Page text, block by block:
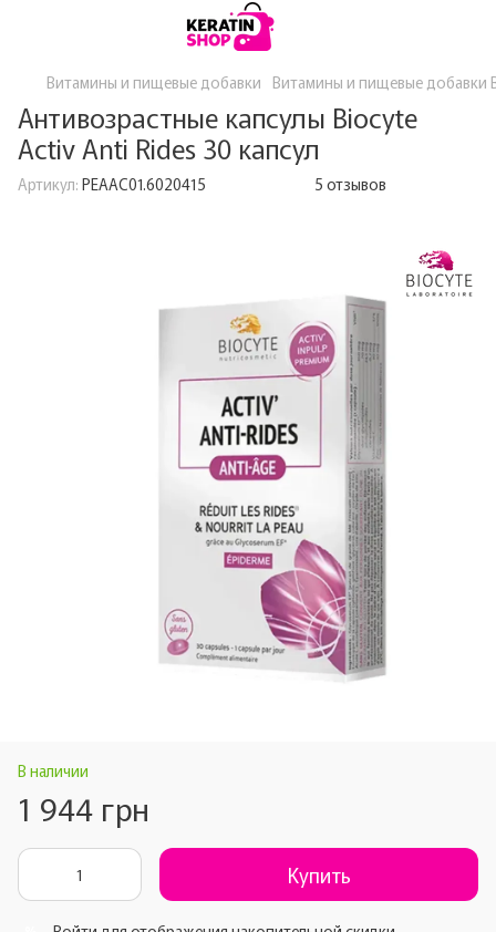
Витамины и пищевые добавки Витамины и пищевые добавки
Антивозрастные капсулы Biocyte
Activ Anti Rides 30 капсул
Артикул: PEAAC01.6020415 5 отзывов
В наличии
1 944 грн
Купить